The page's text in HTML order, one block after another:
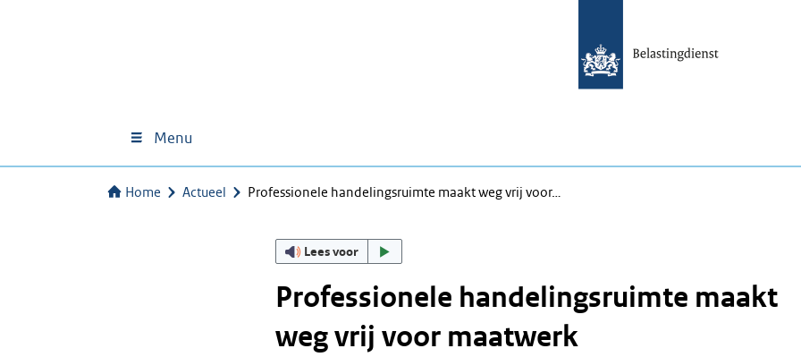
Menu
Home Actueel Professionele handelingsruimte maakt weg vrij voor…
Lees voor
Professionele handelingsruimte maakt
weg vrij voor maatwerk